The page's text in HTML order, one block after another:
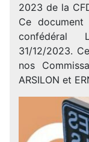
2023 de la
Ce
confédéral
31/12/2023.
nos
ARSILON et